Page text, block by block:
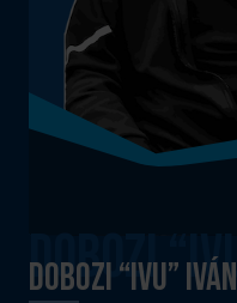
Dobozi “Ivu” Iván